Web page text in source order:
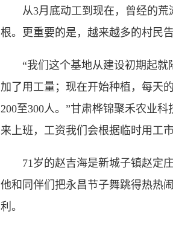
从3月底动工到现在，曾经的荒
根。更重要的是，越来越多的村民
“我们这个基地从建设初期起就
加了用工量；现在开始种植，每天
200至300人。”甘肃桦锦聚禾农业
来上班，工资我们会根据临时用工
71岁的赵吉海是新城子镇赵定庄
他和同伴们把永昌节子舞跳得热热
利。